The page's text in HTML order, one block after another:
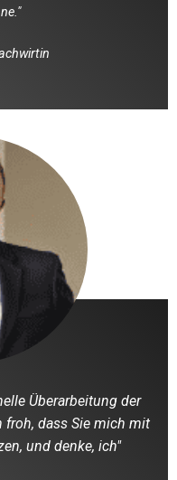
Überarbeitung der
froh, dass Sie mich mit
und denke, ich"